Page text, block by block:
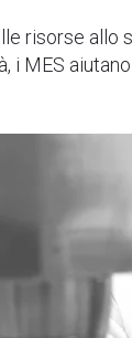
risorse allo
i MES